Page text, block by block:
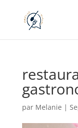
par Melanie |